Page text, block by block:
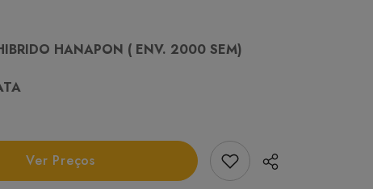
HANAPON ( ENV. 2000 SEM)
Ver Preços Add Favorito